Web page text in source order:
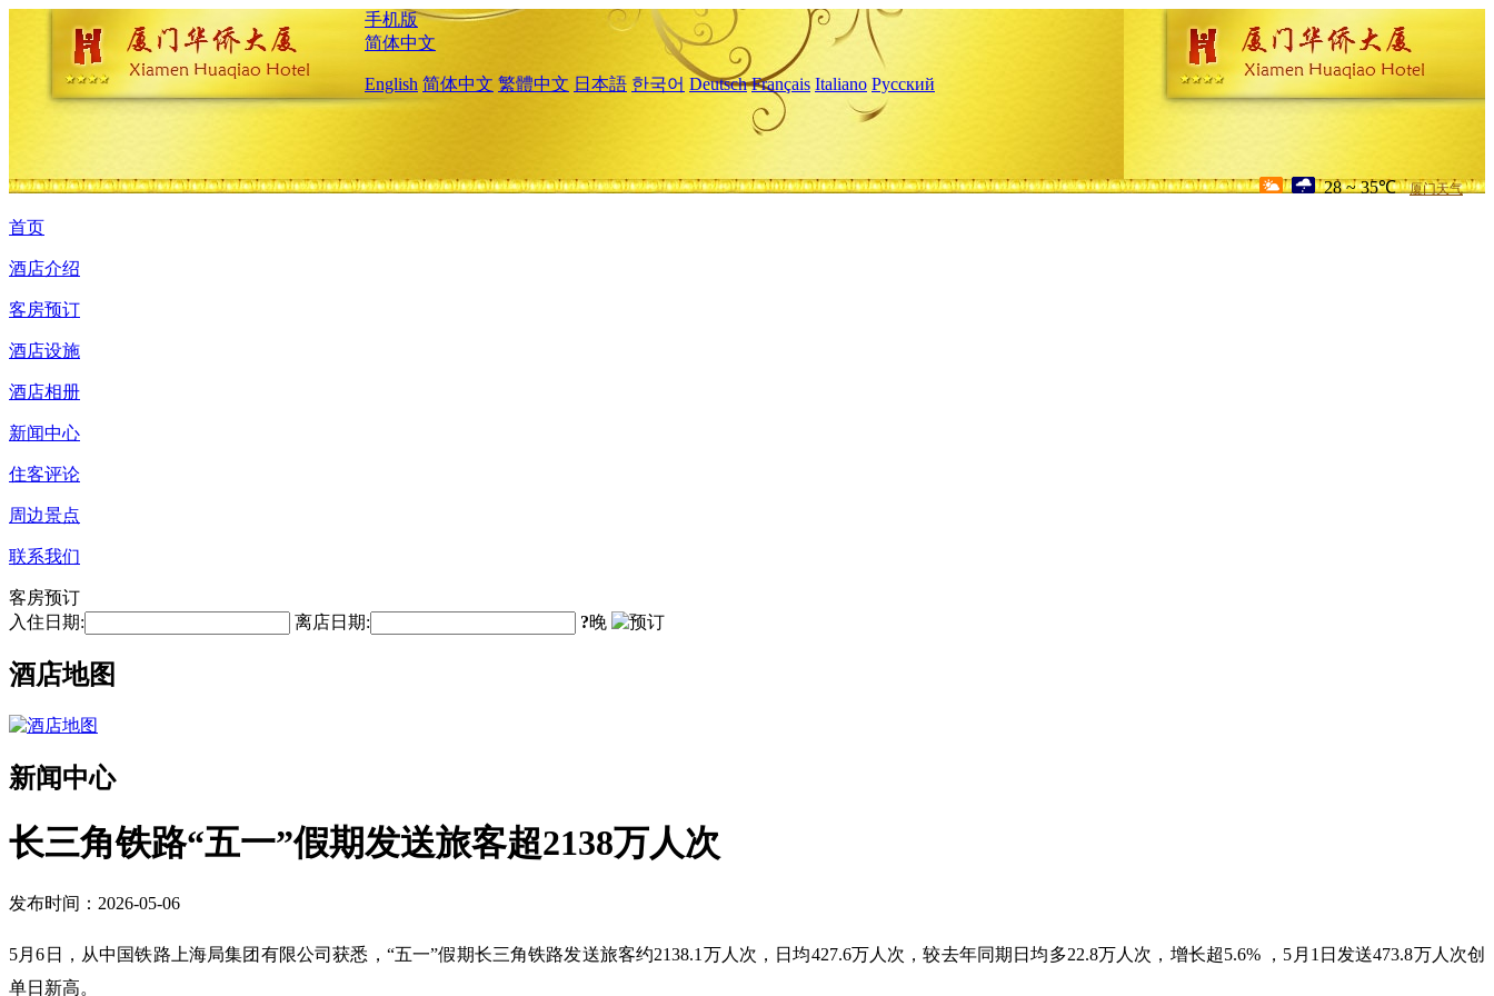
手机版
简体中文
English 简体中文 繁體中文 日本語 한국어 Deutsch Français Italiano Русский
28 ~ 35℃ 厦门天气
首页
酒店介绍
客房预订
酒店设施
酒店相册
新闻中心
住客评论
周边景点
联系我们
客房预订
入住日期:
离店日期: ?晚
酒店地图
新闻中心
长三角铁路“五一”假期发送旅客超2138万人次
发布时间：2026-05-06
5月6日，从中国铁路上海局集团有限公司获悉，“五一”假期长三角铁路发送旅客约2138.1万人次，日均427.6万人次，较去年同期日均多22.8万人次，增长超5.6% ，5月1日发送473.8万人次创
单日新高。